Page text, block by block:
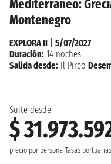
Mediterráneo:
Montenegro
Suite desde
$
precio por persona Tasas portuarias
EXPLORA II
5/07/2027
Duración: 14 noches
Salida desde: Il Pireo